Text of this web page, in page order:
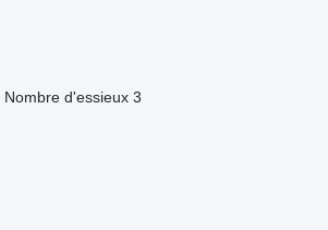
Nombre d'essieux 3